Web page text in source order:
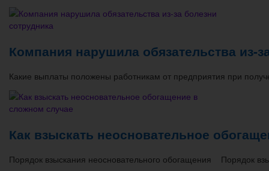
Компания нарушила обязательства из-
Какие выплаты положены работникам от предприятия при
Как взыскать неосновательное
Порядок взыскания неосновательного обогащения Порядок